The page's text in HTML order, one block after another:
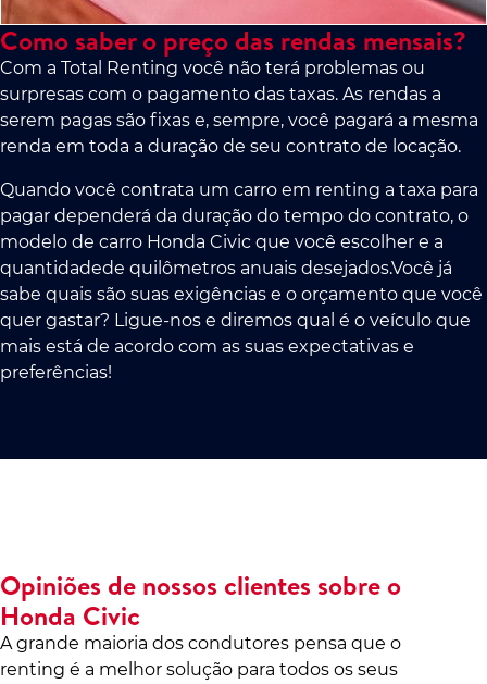
Como saber o preço das rendas mensais?
Com a Total Renting você não terá problemas ou
surpresas com o pagamento das taxas. As rendas a
serem pagas são fixas e, sempre, você pagará a mesma
renda em toda a duração de seu contrato de locação.
Quando você contrata um carro em renting a taxa para
pagar dependerá da duração do tempo do contrato, o
modelo de carro Honda Civic que você escolher e a
quantidadede quilômetros anuais desejados.Você já
sabe quais são suas exigências e o orçamento que você
quer gastar? Ligue-nos e diremos qual é o veículo que
mais está de acordo com as suas expectativas e
preferências!
Opiniões de nossos clientes sobre o
Honda Civic
A grande maioria dos condutores pensa que o
renting é a melhor solução para todos os seus